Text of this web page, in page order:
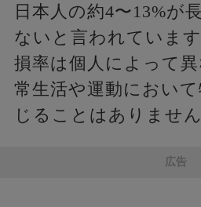
日本人の約4〜13%が
ないと言われていま
損率は個人によって
常生活や運動におい
じることはありません
広告